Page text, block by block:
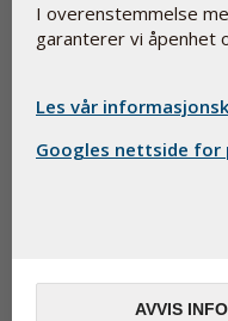
May 5, 2017
En ny undersøkelse har
I overenstemmelse
garanterer vi åpenhet
Les vår
Googles nettside for
AVVIS